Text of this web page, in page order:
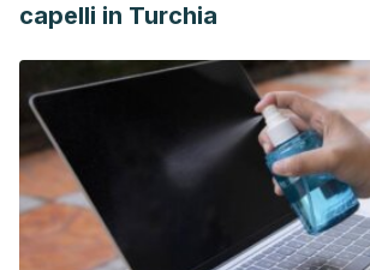
capelli in Turchia